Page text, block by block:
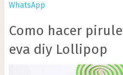
WhatsApp
Como hacer
eva diy Lollipop